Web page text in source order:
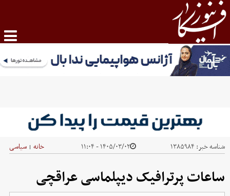
شناسه خبر: ۱۳۸۵۹۸۴ ۱۴۰۵/۰۳/۰۲ - ۱۱:۰۴ خانه | سیاسی
ساعات پرترافیک دیپلماسی عراقچی